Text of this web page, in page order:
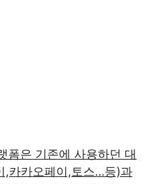
폼은 기존에 사용하던 대
,카카오페이,토스…등)과